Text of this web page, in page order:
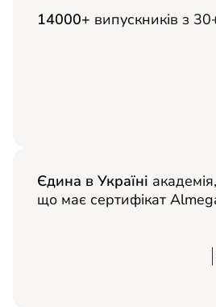
14000+ випускників з
Єдина в Україні академія,
що має сертифікат